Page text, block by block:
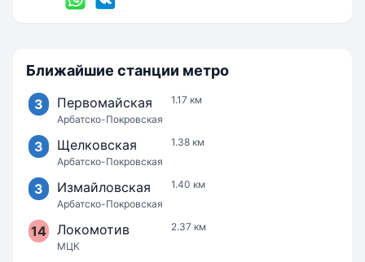
Ближайшие станции метро
3 Первомайская
Арбатско-Покровская
1.17 км
3 Щелковская
Арбатско-Покровская
1.38 км
3 Измайловская
Арбатско-Покровская
1.40 км
14 Локомотив
МЦК
2.37 км